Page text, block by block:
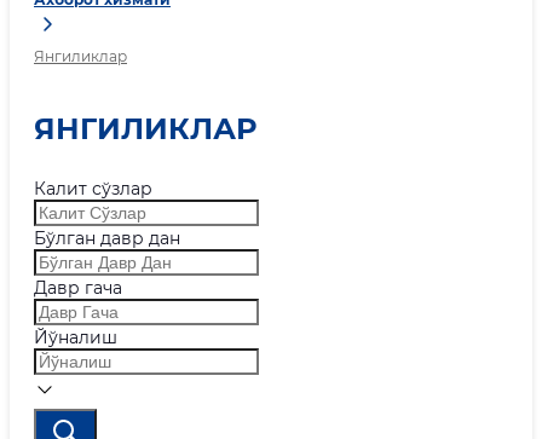
Янгиликлар
ЯНГИЛИКЛАР
Калит сўзлар
Бўлган давр дан
Давр гача
Йўналиш